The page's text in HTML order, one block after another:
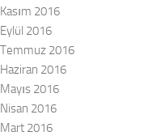
Kasım 2016
Eylül 2016
Temmuz 2016
Haziran 2016
Mayıs 2016
Nisan 2016
Mart 2016